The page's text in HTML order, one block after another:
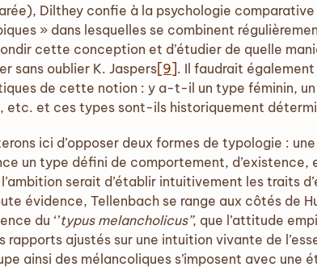
Dilthey confie à la psychologie
» dans lesquelles se combinent
cette conception et d’étudier de quelle
sans oublier K. Jaspers[9]. Il faudrait
de cette notion : y a-t-il un type féminin,
etc. et ces types sont-ils historiquement
ici d’opposer deux formes de typologie :
un type défini de comportement, d’existence,
serait d’établir intuitivement les traits
évidence, Tellenbach se range aux côtés de
du ‘’typus melancholicus’’, que l’attitude
rapports ajustés sur une intuition vivante de
ainsi des mélancoliques s’imposent avec